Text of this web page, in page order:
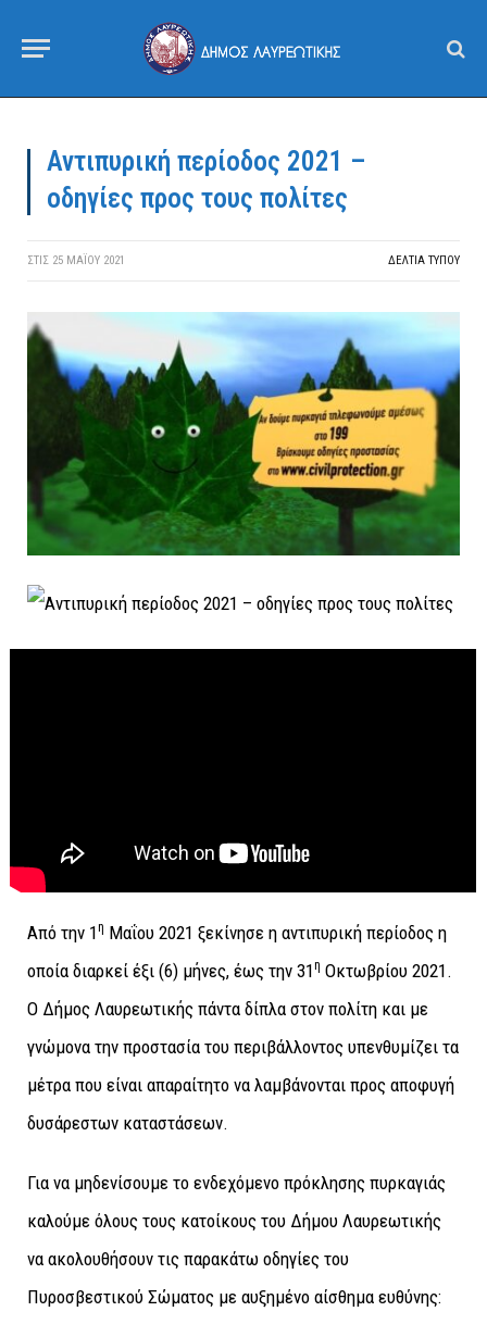
Αντιπυρική περίοδος 2021 –
οδηγίες προς τους πολίτες
ΣΤΙΣ 25 ΜΑΪ́ΟΥ 2021 ΔΕΛΤΙΑ ΤΥΠΟΥ
Από την 1η Μαΐου 2021 ξεκίνησε η αντιπυρική περίοδος η
οποία διαρκεί έξι (6) μήνες, έως την 31η Οκτωβρίου 2021.
Ο Δήμος Λαυρεωτικής πάντα δίπλα στον πολίτη και με
γνώμονα την προστασία του περιβάλλοντος υπενθυμίζει τα
μέτρα που είναι απαραίτητο να λαμβάνονται προς αποφυγή
δυσάρεστων καταστάσεων.
Για να μηδενίσουμε το ενδεχόμενο πρόκλησης πυρκαγιάς
καλούμε όλους τους κατοίκους του Δήμου Λαυρεωτικής
να ακολουθήσουν τις παρακάτω οδηγίες του
Πυροσβεστικού Σώματος με αυξημένο αίσθημα ευθύνης: